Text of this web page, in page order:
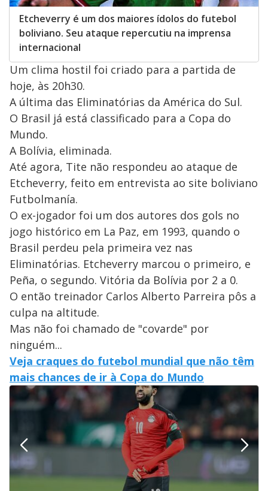
Etcheverry é um dos maiores ídolos do futebol
boliviano. Seu ataque repercutiu na imprensa
internacional
Um clima hostil foi criado para a partida de
hoje, às 20h30.
A última das Eliminatórias da América do Sul.
O Brasil já está classificado para a Copa do
Mundo.
A Bolívia, eliminada.
Até agora, Tite não respondeu ao ataque de
Etcheverry, feito em entrevista ao site boliviano
Futbolmanía.
O ex-jogador foi um dos autores dos gols no
jogo histórico em La Paz, em 1993, quando o
Brasil perdeu pela primeira vez nas
Eliminatórias. Etcheverry marcou o primeiro, e
Peña, o segundo. Vitória da Bolívia por 2 a 0.
O então treinador Carlos Alberto Parreira pôs a
culpa na altitude.
Mas não foi chamado de "covarde" por
ninguém...
Veja craques do futebol mundial que não têm
mais chances de ir à Copa do Mundo